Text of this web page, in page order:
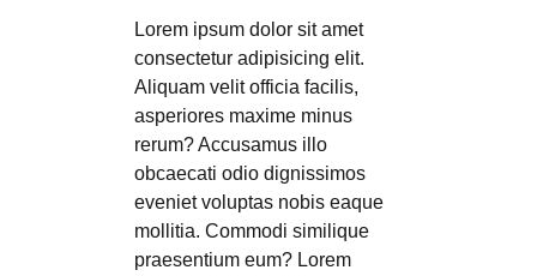
Lorem ipsum dolor sit amet
consectetur adipisicing elit.
Aliquam velit officia facilis,
asperiores maxime minus
rerum? Accusamus illo
obcaecati odio dignissimos
eveniet voluptas nobis eaque
mollitia. Commodi similique
praesentium eum? Lorem